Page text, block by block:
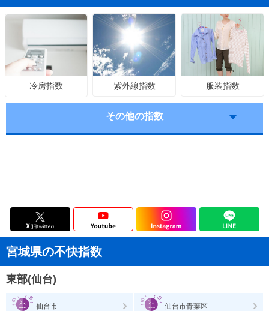
冷房指数 紫外線指数 服装指数
その他の指数
宮城県の不快指数
東部(仙台)
仙台市 仙台市青葉区